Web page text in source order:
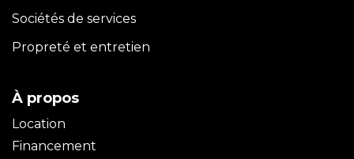
Sociétés de services
Propreté et entretien
À propos
Location
Financement